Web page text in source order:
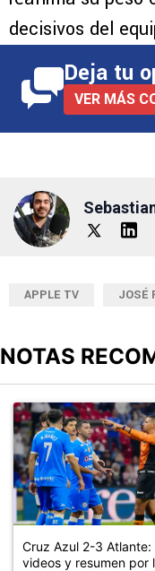
decisivos del
Deja tu
VER MÁS
APPLE TV JOSÉ
NOTAS
Un artículo de
Cruz Azul 2-3 Atlante:
videos y resumen por